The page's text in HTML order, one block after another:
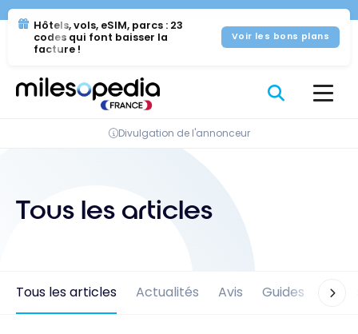
Panneau de gestion des cookies
Se
rendreHôtels, vols, eSIM, parcs : 23
codes qui font baisser la
facture !
Voir les bons plans
Divulgation de l'annonceur
Tous les articles
Tous les articles Actualités Avis Guides